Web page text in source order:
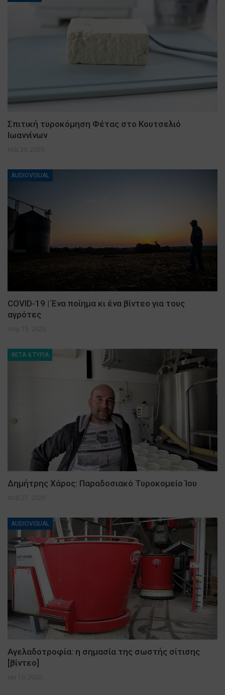
Σπιτική τυροκόμηση Φέτας στο Κουτσελιό
Ιωαννίνων
Μάι 29, 2020
AUDIOVISUAL
COVID-19 | Ένα ποίημα κι ένα βίντεο για τους
αγρότες
Απρ 15, 2020
ΦΕΤΑ & ΤΥΡΙΑ
Δημήτρης Χάρος: Παραδοσιακό Τυροκομείο Ίου
Φεβ 27, 2020
AUDIOVISUAL
Αγελαδοτροφία: η σημασία της σωστής σίτισης
[βίντεο]
Ιαν 10, 2020